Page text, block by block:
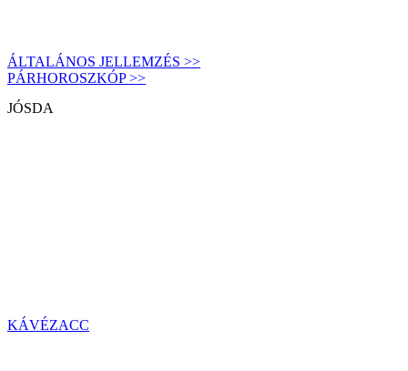
ÁLTALÁNOS JELLEMZÉS >>
PÁRHOROSZKÓP >>
JÓSDA
KÁVÉZACC